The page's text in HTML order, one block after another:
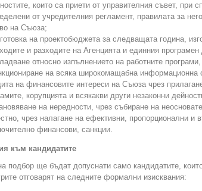
които са приети от управителния съвет, при
от учредителния регламент, правилата за
на Съюза;
на проектобюджета за следващата година,
и разходите на Агенцията и единния програмен
относно изпълнението на работните
на всяка широкомащабна информационна
на финансовите интереси на Съюза чрез
корупцията и всякакви други незаконни
на нередности, чрез събиране на
чрез налагане на ефективни, пропорционални и
финансови, санкции.
към кандидатите
подбор ще бъдат допуснати само кандидатите,
отговарят на следните формални изисквания: